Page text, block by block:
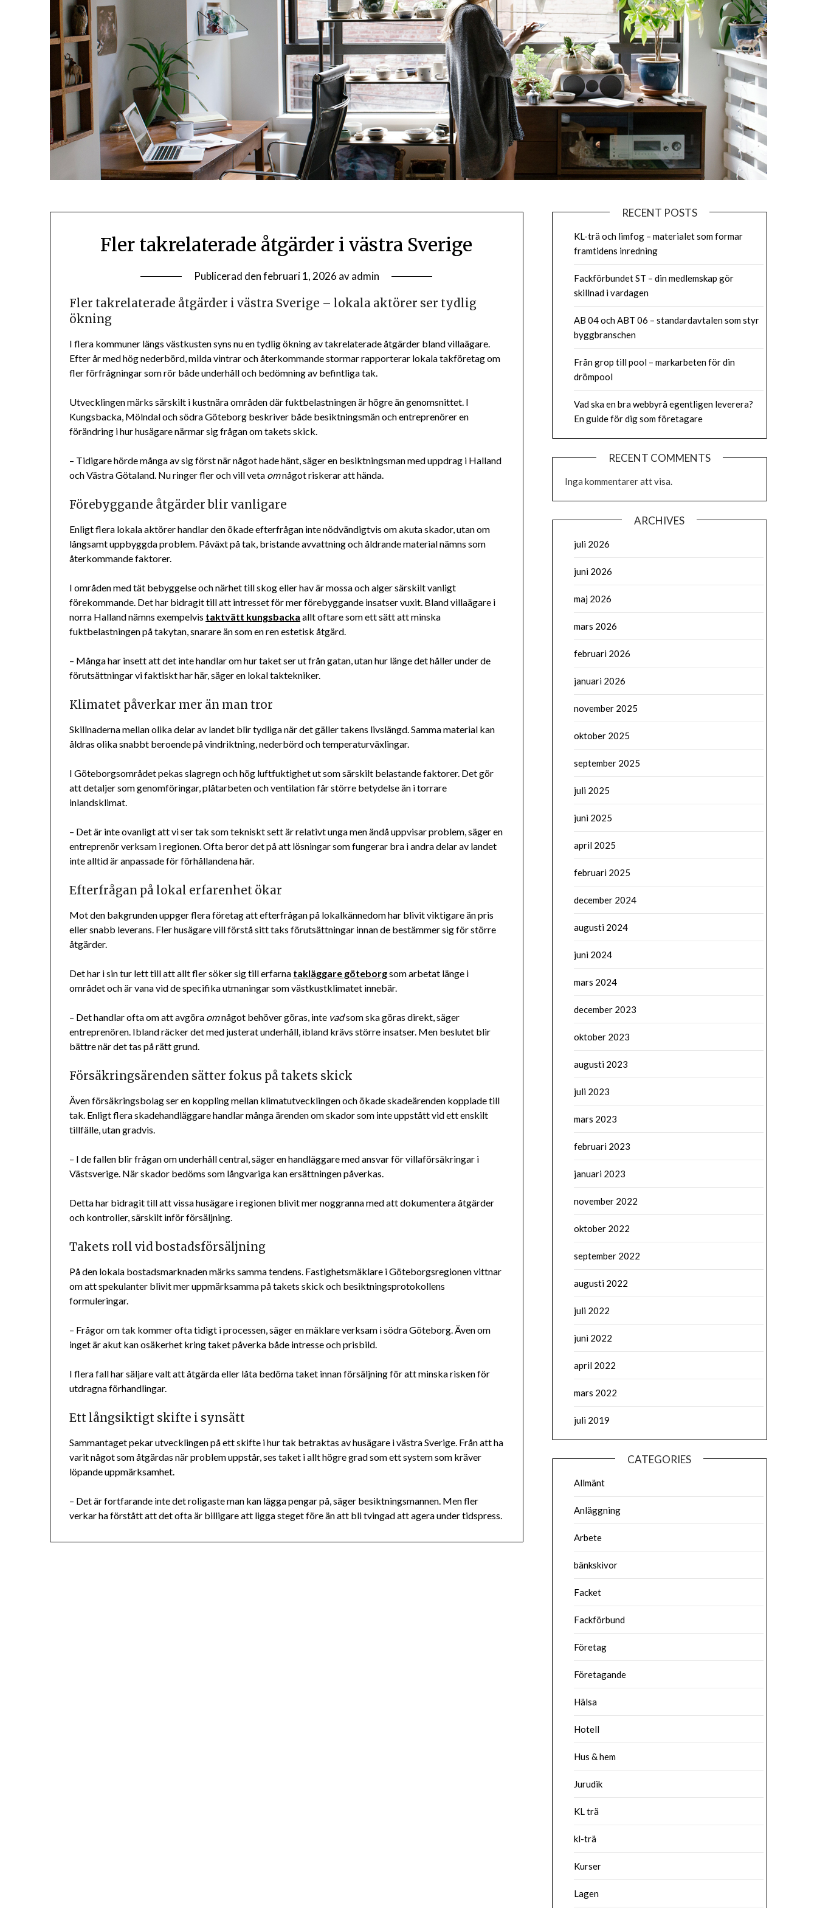
Fler takrelaterade åtgärder i västra Sverige
Publicerad denfebruari 1, 2026 avadmin
Fler takrelaterade åtgärder i västra Sverige – lokala aktörer ser tydlig
ökning
I flera kommuner längs västkusten syns nu en tydlig ökning av takrelaterade åtgärder bland villaägare.
Efter år med hög nederbörd, milda vintrar och återkommande stormar rapporterar lokala takföretag om
fler förfrågningar som rör både underhåll och bedömning av befintliga tak.
Utvecklingen märks särskilt i kustnära områden där fuktbelastningen är högre än genomsnittet. I
Kungsbacka, Mölndal och södra Göteborg beskriver både besiktningsmän och entreprenörer en
förändring i hur husägare närmar sig frågan om takets skick.
– Tidigare hörde många av sig först när något hade hänt, säger en besiktningsman med uppdrag i Halland
och Västra Götaland. Nu ringer fler och vill veta omnågot riskerar att hända.
Förebyggande åtgärder blir vanligare
Enligt flera lokala aktörer handlar den ökade efterfrågan inte nödvändigtvis om akuta skador, utan om
långsamt uppbyggda problem. Påväxt på tak, bristande avvattning och åldrande material nämns som
återkommande faktorer.
I områden med tät bebyggelse och närhet till skog eller hav är mossa och alger särskilt vanligt
förekommande. Det har bidragit till att intresset för mer förebyggande insatser vuxit. Bland villaägare i
norra Halland nämns exempelvis taktvätt kungsbacka allt oftare som ett sätt att minska
fuktbelastningen på takytan, snarare än som en ren estetisk åtgärd.
– Många har insett att det inte handlar om hur taket ser ut från gatan, utan hur länge det håller under de
förutsättningar vi faktiskt har här, säger en lokal taktekniker.
Klimatet påverkar mer än man tror
Skillnaderna mellan olika delar av landet blir tydliga när det gäller takens livslängd. Samma material kan
åldras olika snabbt beroende på vindriktning, nederbörd och temperaturväxlingar.
I Göteborgsområdet pekas slagregn och hög luftfuktighet ut som särskilt belastande faktorer. Det gör
att detaljer som genomföringar, plåtarbeten och ventilation får större betydelse än i torrare
inlandsklimat.
– Det är inte ovanligt att vi ser tak som tekniskt sett är relativt unga men ändå uppvisar problem, säger en
entreprenör verksam i regionen. Ofta beror det på att lösningar som fungerar bra i andra delar av landet
inte alltid är anpassade för förhållandena här.
Efterfrågan på lokal erfarenhet ökar
Mot den bakgrunden uppger flera företag att efterfrågan på lokalkännedom har blivit viktigare än pris
eller snabb leverans. Fler husägare vill förstå sitt taks förutsättningar innan de bestämmer sig för större
åtgärder.
Det har i sin tur lett till att allt fler söker sig till erfarna takläggare göteborgsom arbetat länge i
området och är vana vid de specifika utmaningar som västkustklimatet innebär.
– Det handlar ofta om att avgöra omnågot behöver göras, inte vadsom ska göras direkt, säger
entreprenören. Ibland räcker det med justerat underhåll, ibland krävs större insatser. Men beslutet blir
bättre när det tas på rätt grund.
Försäkringsärenden sätter fokus på takets skick
Även försäkringsbolag ser en koppling mellan klimatutvecklingen och ökade skadeärenden kopplade till
tak. Enligt flera skadehandläggare handlar många ärenden om skador som inte uppstått vid ett enskilt
tillfälle, utan gradvis.
– I de fallen blir frågan om underhåll central, säger en handläggare med ansvar för villaförsäkringar i
Västsverige. När skador bedöms som långvariga kan ersättningen påverkas.
Detta har bidragit till att vissa husägare i regionen blivit mer noggranna med att dokumentera åtgärder
och kontroller, särskilt inför försäljning.
Takets roll vid bostadsförsäljning
På den lokala bostadsmarknaden märks samma tendens. Fastighetsmäklare i Göteborgsregionen vittnar
om att spekulanter blivit mer uppmärksamma på takets skick och besiktningsprotokollens
formuleringar.
– Frågor om tak kommer ofta tidigt i processen, säger en mäklare verksam i södra Göteborg. Även om
inget är akut kan osäkerhet kring taket påverka både intresse och prisbild.
I flera fall har säljare valt att åtgärda eller låta bedöma taket innan försäljning för att minska risken för
utdragna förhandlingar.
Ett långsiktigt skifte i synsätt
Sammantaget pekar utvecklingen på ett skifte i hur tak betraktas av husägare i västra Sverige. Från att ha
varit något som åtgärdas när problem uppstår, ses taket i allt högre grad som ett system som kräver
löpande uppmärksamhet.
– Det är fortfarande inte det roligaste man kan lägga pengar på, säger besiktningsmannen. Men fler
verkar ha förstått att det ofta är billigare att ligga steget före än att bli tvingad att agera under tidspress.
RECENT POSTS
KL-trä och limfog – materialet som formar
framtidens inredning
Fackförbundet ST – din medlemskap gör
skillnad i vardagen
AB 04 och ABT 06 – standardavtalen som styr
byggbranschen
Från grop till pool – markarbeten för din
drömpool
Vad ska en bra webbyrå egentligen leverera?
En guide för dig som företagare
RECENT COMMENTS
Inga kommentarer att visa.
ARCHIVES
juli 2026
juni 2026
maj 2026
mars 2026
februari 2026
januari 2026
november 2025
oktober 2025
september 2025
juli 2025
juni 2025
april 2025
februari 2025
december 2024
augusti 2024
juni 2024
mars 2024
december 2023
oktober 2023
augusti 2023
juli 2023
mars 2023
februari 2023
januari 2023
november 2022
oktober 2022
september 2022
augusti 2022
juli 2022
juni 2022
april 2022
mars 2022
juli 2019
CATEGORIES
Allmänt
Anläggning
Arbete
bänkskivor
Facket
Fackförbund
Företag
Företagande
Hälsa
Hotell
Hus & hem
Jurudik
KL trä
kl-trä
Kurser
Lagen